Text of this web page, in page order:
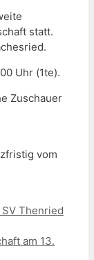
statt.
Uhr (1te).
Zuschauer
vom
Thenried
am 13.